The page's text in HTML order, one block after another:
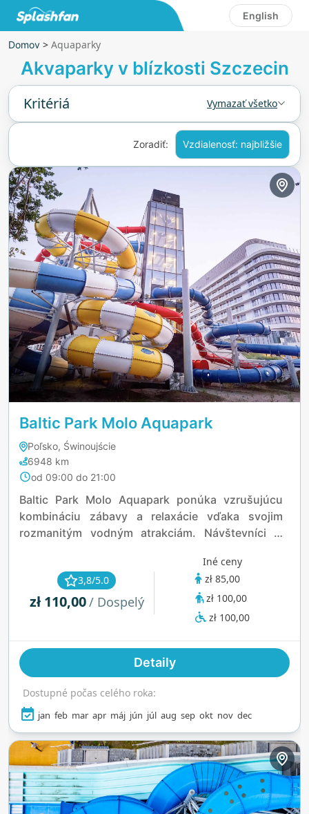
English
Domov > Aquaparky
Akvaparky v blízkosti Szczecin
Kritériá Vymazať všetko
Zoradiť: Vzdialenosť: najbližšie
Baltic Park Molo Aquapark
Poľsko, Świnoujście
6948 km
od 09:00 do 21:00
Baltic Park Molo Aquapark ponúka vzrušujúcu
kombináciu zábavy a relaxácie vďaka svojim
rozmanitým vodným atrakciám. Návštevníci si
bazén s vlnami napodobňujúcimi rytmus oceánu
a priestranné bazény ideálne pre rodiny aj
plavcov. Aquapark tiež disponuje upokojujúcou
wellness zónou so saunami a jacuzzi, ktorá
adrenalínom a pokojom. Vďaka modernému
vybaveniu a živej atmosfére je to top destinácia
aj oddych pri mori.
3,8/5.0
zł 110,00/ Dospelý
Iné ceny
zł 85,00
zł 100,00
zł 100,00
Detaily
Dostupné počas celého roka:
jan feb mar apr máj jún júl aug sep okt nov dec